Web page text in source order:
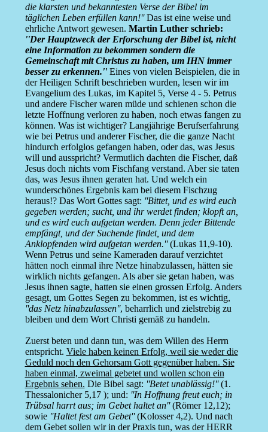
die klarsten und bekanntesten Verse der Bibel im
täglichen Leben erfüllen kann!''Das ist eine weise und
ehrliche Antwort gewesen. Martin Luther schrieb:
''Der Hauptzweck der Erforschung der Bibel ist, nicht
eine Information zu bekommen sondern die
Gemeinschaft mit Christus zu haben, um IHN immer
besser zu erkennen.''Eines von vielen Beispielen, die in
der Heiligen Schrift beschrieben wurden, lesen wir im
Evangelium des Lukas, im Kapitel 5, Verse 4 - 5. Petrus
und andere Fischer waren müde und schienen schon die
letzte Hoffnung verloren zu haben, noch etwas fangen zu
können. Was ist wichtiger? Langjährige Berufserfahrung
wie bei Petrus und anderer Fischer, die die ganze Nacht
hindurch erfolglos gefangen haben, oder das, was Jesus
will und ausspricht? Vermutlich dachten die Fischer, daß
Jesus doch nichts vom Fischfang verstand. Aber sie taten
das, was Jesus ihnen geraten hat. Und welch ein
wunderschönes Ergebnis kam bei diesem Fischzug
heraus!? Das Wort Gottes sagt: ''Bittet, und es wird euch
gegeben werden; sucht, und ihr werdet finden; klopft an,
und es wird euch aufgetan werden. Denn jeder Bittende
empfängt, und der Suchende findet, und dem
Anklopfenden wird aufgetan werden.''(Lukas 11,9-10).
Wenn Petrus und seine Kameraden darauf verzichtet
hätten noch einmal ihre Netze hinabzulassen, hätten sie
wirklich nichts gefangen. Als aber sie getan haben, was
Jesus ihnen sagte, hatten sie einen grossen Erfolg. Anders
gesagt, um Gottes Segen zu bekommen, ist es wichtig,
''das Netz hinabzulassen'', beharrlich und zielstrebig zu
bleiben und dem Wort Christi gemäß zu handeln.
Zuerst beten und dann tun, was dem Willen des Herrn
entspricht. Viele haben keinen Erfolg, weil sie weder die
Geduld noch den Gehorsam Gott gegenüber haben. Sie
haben einmal, zweimal gebetet und wollen schon ein
Ergebnis sehen. Die Bibel sagt: ''Betet unablässig!''(1.
Thessalonicher 5,17 ); und: ''In Hoffnung freut euch; in
Trübsal harrt aus; im Gebet haltet an''(Römer 12,12);
sowie ''Haltet fest am Gebet''(Kolosser 4,2). Und nach
dem Gebet sollen wir in der Praxis tun, was der HERR